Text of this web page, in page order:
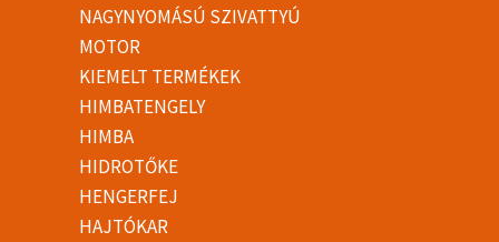
NAGYNYOMÁSÚ SZIVATTYÚ
MOTOR
KIEMELT TERMÉKEK
HIMBATENGELY
HIMBA
HIDROTŐKE
HENGERFEJ
HAJTÓKAR